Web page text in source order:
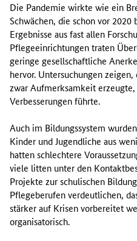
Die Pandemie wirkte wie ein
Schwächen, die schon vor
Ergebnisse aus fast allen
Pflegeeinrichtungen traten
geringe gesellschaftliche
hervor. Untersuchungen
zwar Aufmerksamkeit
Verbesserungen führte.
Auch im Bildungssystem
Kinder und Jugendliche aus
hatten schlechtere
viele litten unter den
Projekte zur schulischen
Pflegeberufen verdeutlichen,
stärker auf Krisen vorbereitet
organisatorisch.